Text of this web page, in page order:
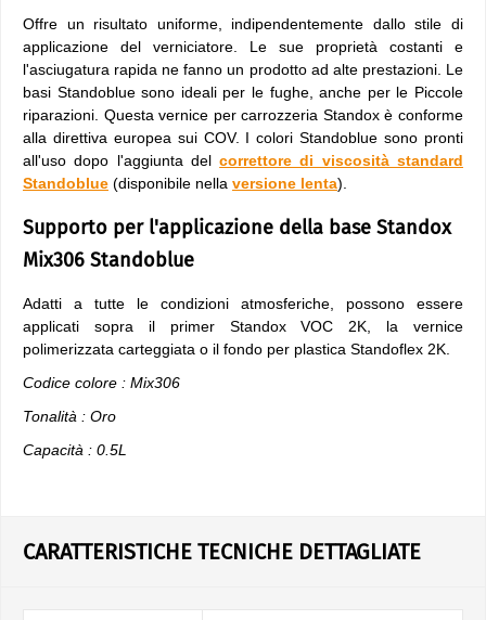
Offre un risultato uniforme, indipendentemente dallo stile di
applicazione del verniciatore. Le sue proprietà costanti e
l'asciugatura rapida ne fanno un prodotto ad alte prestazioni. Le
basi Standoblue sono ideali per le fughe, anche per le Piccole
riparazioni. Questa vernice per carrozzeria Standox è conforme
alla direttiva europea sui COV. I colori Standoblue sono pronti
all'uso dopo l'aggiunta delcorrettore di viscosità standard
Standoblue (disponibile nella versione lenta).
Supporto per l'applicazione della base Standox
Mix306 Standoblue
Adatti a tutte le condizioni atmosferiche, possono essere
applicati sopra il primer Standox VOC 2K, la vernice
polimerizzata carteggiata o il fondo per plastica Standoflex 2K.
Codice colore : Mix306
Tonalità : Oro
Capacità : 0.5L
CARATTERISTICHE TECNICHE DETTAGLIATE